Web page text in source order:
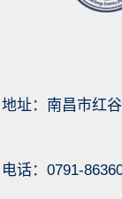
地址：南昌市红
电话：0791-